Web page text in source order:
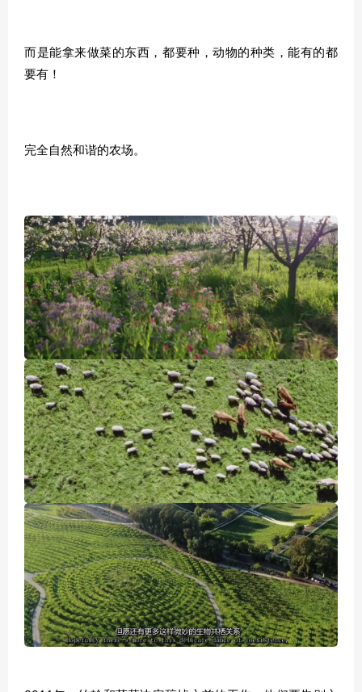
而是能拿来做菜的东西，都要种，动物的种类，能有的都
要有！
完全自然和谐的农场。